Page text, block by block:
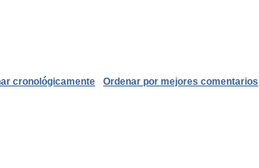
Ordenar por mejores comentarios
cronológicamente